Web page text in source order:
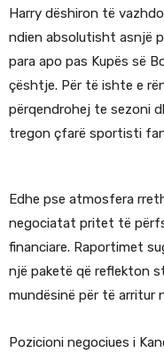
Harry dëshiron të
ndien absolutisht asnjë
para apo pas Kupës së
çështje. Për të ishte e
përqendrohej te sezoni
tregon çfarë sportisti
Edhe pse atmosfera
negociatat pritet të
financiare. Raportimet
një paketë që reflekton
mundësinë për të arritur
Pozicioni negociues i